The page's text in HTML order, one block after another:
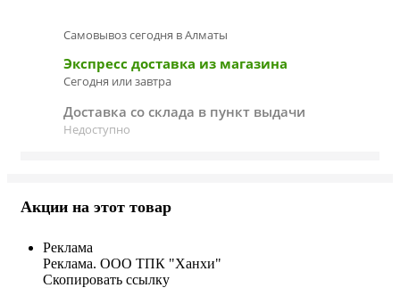
Самовывоз сегодня в Алматы
Экспресс доставка из магазина
Сегодня или завтра
Доставка со склада в пункт выдачи
Недоступно
Акции на этот товар
Реклама
Реклама. ООО ТПК "Ханхи"
Скопировать ссылку